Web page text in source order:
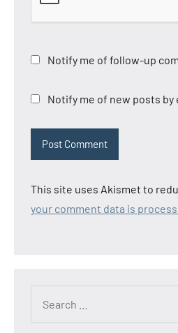
Notify me of follow-up
Notify me of new posts by
This site uses Akismet to
your comment data is